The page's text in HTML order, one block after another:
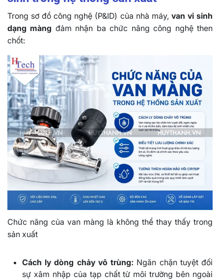
Trong sơ đồ công nghệ (P&ID) của nhà máy, van vi sinh
dạng màng đảm nhận ba chức năng công nghệ then
chốt:
Chức năng của van màng là không thể thay thấy trong
sản xuất
Cách ly dòng chảy vô trùng: Ngăn chặn tuyệt đối
sự xâm nhập của tạp chất từ môi trường bên ngoài